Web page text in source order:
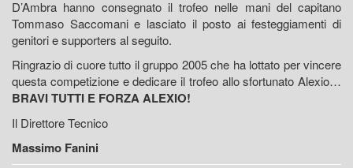
D’Ambra hanno consegnato il trofeo nelle mani del capitano
Tommaso Saccomani e lasciato il posto ai festeggiamenti di
genitori e supporters al seguito.
Ringrazio di cuore tutto il gruppo 2005 che ha lottato per vincere
questa competizione e dedicare il trofeo allo sfortunato Alexio…
BRAVI TUTTI E FORZA ALEXIO!
Il Direttore Tecnico
Massimo Fanini